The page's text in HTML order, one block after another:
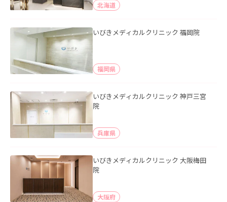
北海道
いびきメディカルクリニック 福岡院
福岡県
いびきメディカルクリニック 神戸三宮
院
兵庫県
いびきメディカルクリニック 大阪梅田
院
大阪府